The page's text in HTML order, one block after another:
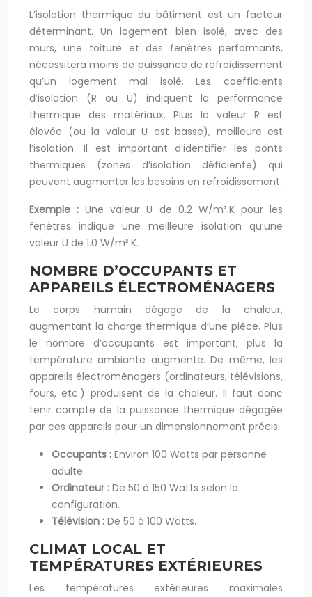
L’isolation thermique du bâtiment est un facteur
déterminant. Un logement bien isolé, avec des
murs, une toiture et des fenêtres performants,
nécessitera moins de puissance de refroidissement
qu’un logement mal isolé. Les coefficients
d’isolation (R ou U) indiquent la performance
thermique des matériaux. Plus la valeur R est
élevée (ou la valeur U est basse), meilleure est
l’isolation. Il est important d’identifier les ponts
thermiques (zones d’isolation déficiente) qui
peuvent augmenter les besoins en refroidissement.
Exemple :Une valeur U de 0.2 W/m².K pour les
fenêtres indique une meilleure isolation qu’une
valeur U de 1.0 W/m².K.
NOMBRE D’OCCUPANTS ET
APPAREILS ÉLECTROMÉNAGERS
Le corps humain dégage de la chaleur,
augmentant la charge thermique d’une pièce. Plus
le nombre d’occupants est important, plus la
température ambiante augmente. De même, les
appareils électroménagers (ordinateurs, télévisions,
fours, etc.) produisent de la chaleur. Il faut donc
tenir compte de la puissance thermique dégagée
par ces appareils pour un dimensionnement précis.
Occupants : Environ 100 Watts par personne
adulte.
Ordinateur : De 50 à 150 Watts selon la
configuration.
Télévision : De 50 à 100 Watts.
CLIMAT LOCAL ET
TEMPÉRATURES EXTÉRIEURES
Les températures extérieures maximales